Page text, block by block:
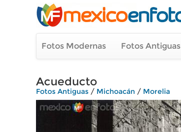
Fotos Modernas Fotos Antiguas
Acueducto
Fotos Antiguas / Michoacán / Morelia